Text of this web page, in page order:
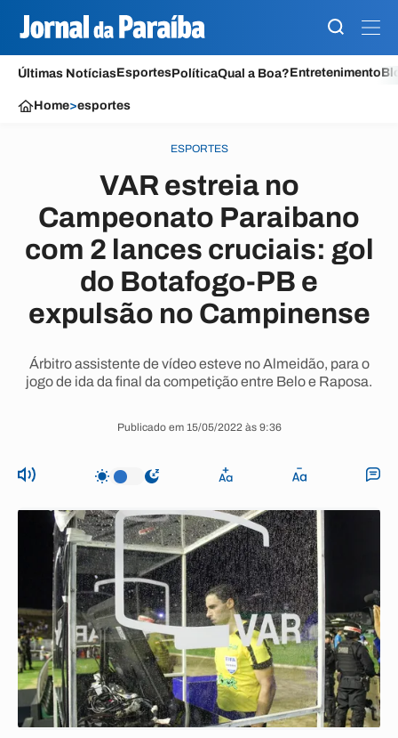
Últimas NotíciasEsportesPolíticaQual a Boa?Entretenimento
Home>esportes
ESPORTES
VAR estreia no
Campeonato Paraibano
com 2 lances cruciais: gol
do Botafogo-PB e
expulsão no Campinense
Árbitro assistente de vídeo esteve no Almeidão, para o
jogo de ida da final da competição entre Belo e Raposa.
Publicado em 15/05/2022 às 9:36